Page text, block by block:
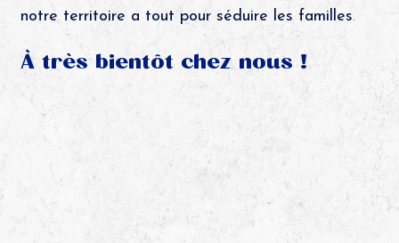
notre territoire a tout pour séduire les familles.
À très bientôt chez nous !